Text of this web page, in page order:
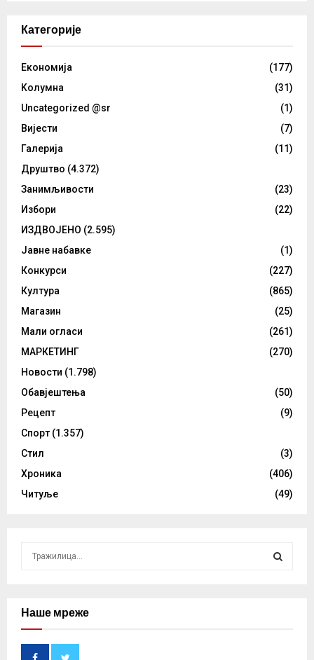
Категорије
Eкономија
(177)
Kолумнa
(31)
Uncategorized @sr
(1)
Вијести
(7)
Галерија
(11)
Друштво (4.372)
Занимљивости
(23)
Избори
(22)
ИЗДВОЈЕНО (2.595)
Јавне набавке
(1)
Конкурси
(227)
Култура
(865)
Магазин
(25)
Мали огласи
(261)
МАРКЕТИНГ
(270)
Новости (1.798)
Обавјештења
(50)
Рецепт
(9)
Спорт (1.357)
Стил
(3)
Хроника
(406)
Читуље
(49)
cНаше мреже